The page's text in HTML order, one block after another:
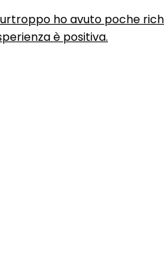
ho avuto poche
è positiva.